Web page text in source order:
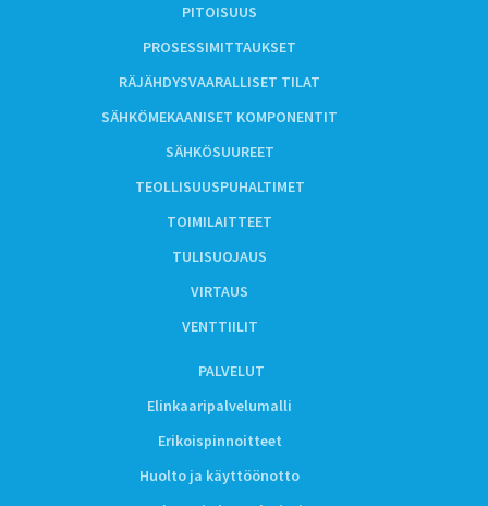
PITOISUUS
PROSESSIMITTAUKSET
RÄJÄHDYSVAARALLISET TILAT
SÄHKÖMEKAANISET KOMPONENTIT
SÄHKÖSUUREET
TEOLLISUUSPUHALTIMET
TOIMILAITTEET
TULISUOJAUS
VIRTAUS
VENTTIILIT
PALVELUT
Elinkaaripalvelumalli
Erikoispinnoitteet
Huolto ja käyttöönotto